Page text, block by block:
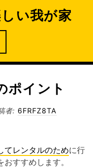
い我が家
ポイント
者: 6FRFZ8TA
てレンタルのために行
すすめします。